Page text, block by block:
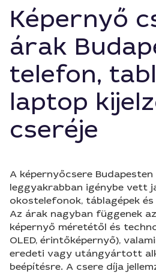
Képernyő
árak
telefon,
laptop
cseréje
A képernyőcsere
leggyakrabban igénybe vett
okostelefonok, táblagépek
Az árak nagyban függenek
képernyő méretétől és
OLED, érintőképernyő),
eredeti vagy utángyártott
beépítésre. A csere díja